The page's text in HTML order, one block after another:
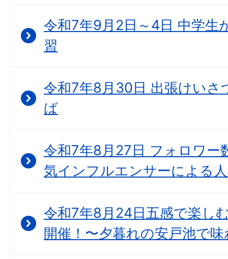
令和7年9月2日～4日 中学生
習
令和7年8月30日 出張けいさ
ば
令和7年8月27日 フォロワー
気インフルエンサーによる
令和7年8月24日五感で楽し
開催！〜夕暮れの安戸池で